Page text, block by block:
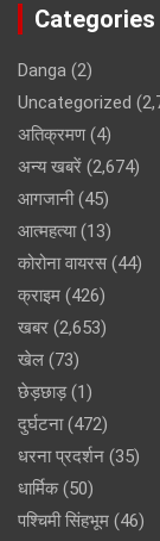
Categories
Danga (2)
Uncategorized
अतिक्रमण(4)
अन्य खबरें (2,674)
आगजानी(45)
आत्महत्या(13)
कोरोना वायरस (44)
क्राइम (426)
खबर (2,653)
खेल (73)
छेड़छाड़(1)
दुर्घटना(472)
धरना प्रदर्शन (35)
धार्मिक(50)
पश्चिमी सिंहभूम (46)